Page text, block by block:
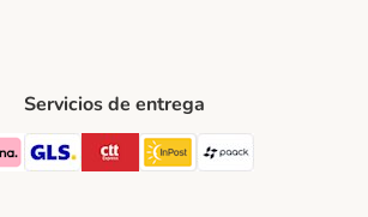
Method
Method
Payment Method
Servicios de entrega
GLS Shipping Method
CTTExpress Shipping Method
InPost Shipping Method